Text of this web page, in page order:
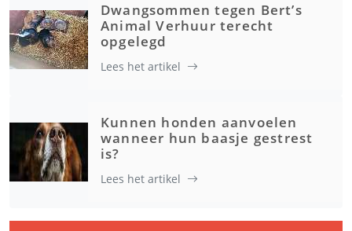
Dwangsommen tegen Bert’s
Animal Verhuur terecht
opgelegd
Lees het artikel
Kunnen honden aanvoelen
wanneer hun baasje gestrest
is?
Lees het artikel